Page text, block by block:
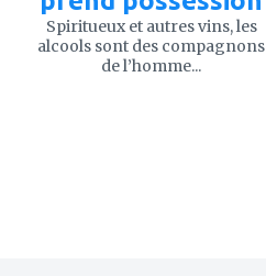
Spiritueux et autres vins, les
alcools sont des compagnons
de l’homme...